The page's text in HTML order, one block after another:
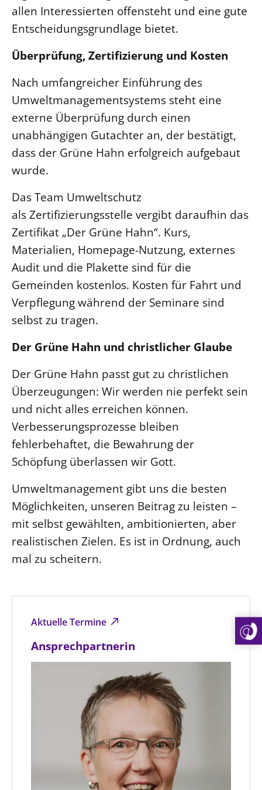
Aktuelle Termine
Ansprechpartnerin
allen Interessierten offensteht und eine gute
Entscheidungsgrundlage bietet.
Überprüfung, Zertifizierung und Kosten
Nach umfangreicher Einführung des
Umweltmanagementsystems steht eine
externe Überprüfung durch einen
unabhängigen Gutachter an, der bestätigt,
dass der Grüne Hahn erfolgreich aufgebaut
wurde.
Das Team Umweltschutz
als Zertifizierungsstelle vergibt daraufhin das
Zertifikat „Der Grüne Hahn“. Kurs,
Materialien, Homepage-Nutzung, externes
Audit und die Plakette sind für die
Gemeinden kostenlos. Kosten für Fahrt und
Verpflegung während der Seminare sind
selbst zu tragen.
Der Grüne Hahn und christlicher Glaube
Der Grüne Hahn passt gut zu christlichen
Überzeugungen: Wir werden nie perfekt sein
und nicht alles erreichen können.
Verbesserungsprozesse bleiben
fehlerbehaftet, die Bewahrung der
Schöpfung überlassen wir Gott.
Umweltmanagement gibt uns die besten
Möglichkeiten, unseren Beitrag zu leisten –
mit selbst gewählten, ambitionierten, aber
realistischen Zielen. Es ist in Ordnung, auch
mal zu scheitern.